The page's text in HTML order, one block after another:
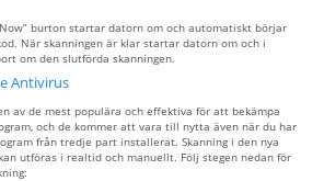
burton startar datorn om och automatiskt börjar
När skanningen är klar startar datorn om och i
om den slutförda skanningen.
Antivirus
av de mest populära och effektiva för att bekämpa
och de kommer att vara till nytta även när du har
från tredje part installerat. Skanning i den nya
utföras i realtid och manuellt. Följ stegen nedan för